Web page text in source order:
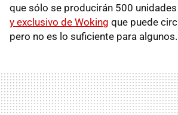
que sólo se producirán 500 unidades
y exclusivo de Woking que puede
pero no es lo suficiente para algunos.